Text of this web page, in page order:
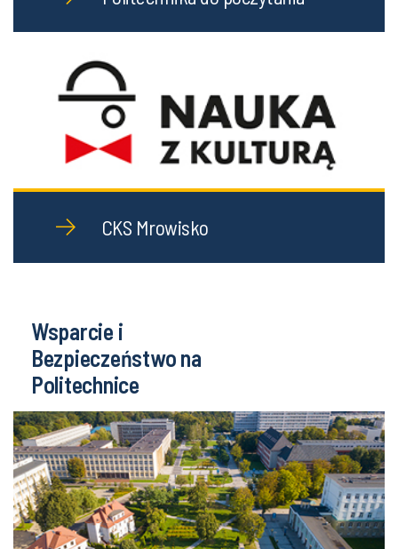
CKS Mrowisko
Wsparcie i
Bezpieczeństwo na
Politechnice